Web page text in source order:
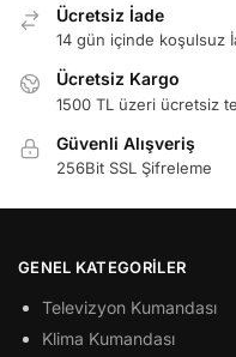
Ücretsiz İade
14 gün içinde koşulsuz
Ücretsiz Kargo
1500 TL üzeri ücretsiz
Güvenli Alışveriş
256Bit SSL Şifreleme
GENEL KATEGORILER
Televizyon Kumandası
Klima Kumandası